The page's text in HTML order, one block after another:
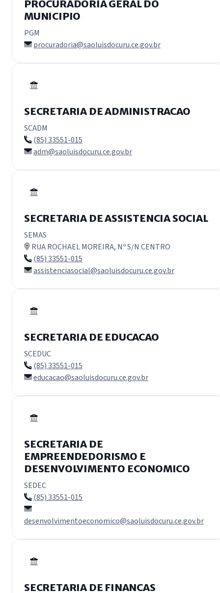
PROCURADORIA GERAL DO
MUNICIPIO
PGM
procuradoria@saoluisdocuru.ce.gov.br
SECRETARIA DE ADMINISTRACAO
SCADM
(85) 33551-015
adm@saoluisdocuru.ce.gov.br
SECRETARIA DE ASSISTENCIA SOCIAL
SEMAS
RUA ROCHAEL MOREIRA, Nº S/N CENTRO
(85) 33551-015
assistenciasocial@saoluisdocuru.ce.gov.br
SECRETARIA DE EDUCACAO
SCEDUC
(85) 33551-015
educacao@saoluisdocuru.ce.gov.br
SECRETARIA DE
EMPREENDEDORISMO E
DESENVOLVIMENTO ECONOMICO
SEDEC
(85) 33551-015
desenvolvimentoeconomico@saoluisdocuru.ce.gov.br
SECRETARIA DE FINANCAS